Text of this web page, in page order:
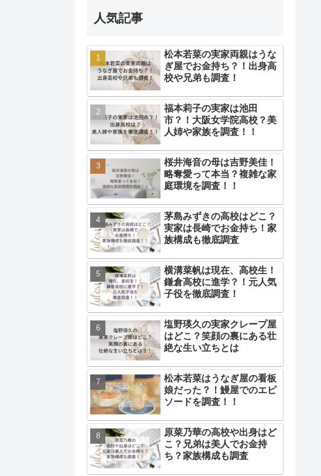
人気記事
松本若菜の実家両親はうな
ぎ屋でお金持ち？！出身高
校や兄弟も調査！
福本莉子の実家は池田
市？！大阪女学院高校？美
人姉や家族を調査！！
桜井海音の母は吉野美佳！
略奪愛って本当？複雑な家
庭環境を調査！！
茅島みずきの高校はどこ？
実家は長崎でお金持ち！家
族構成も徹底調査
横溝菜帆は現在、高校生！
鎌倉高校に進学？！元人気
子役を徹底調査！
塩野瑛久の実家クレープ屋
はどこ？笑顔の裏にある壮
絶な生い立ちとは
松本若菜はうなぎ屋の看板
娘だった？！鰻屋でのエピ
ソードを調査！！
原菜乃華の高校や出身はど
こ？兄弟は美人でお金持
ち？家族構成も調査